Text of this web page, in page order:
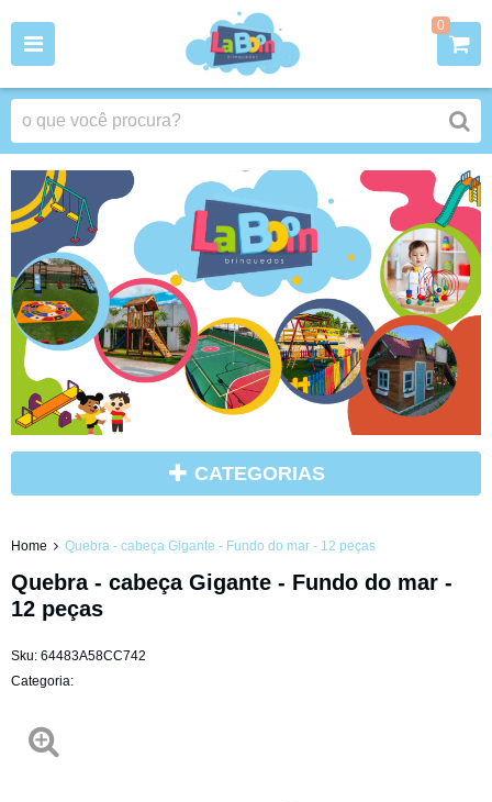
0
CATEGORIAS
Home Quebra - cabeça Gigante - Fundo do mar - 12 peças
Quebra - cabeça Gigante - Fundo do mar -
12 peças
Sku: 64483A58CC742
Categoria: